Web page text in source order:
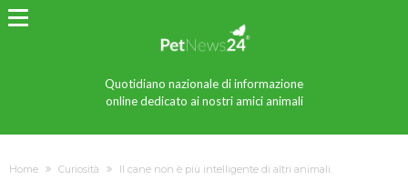
Quotidiano nazionale di informazione
online dedicato ai nostri amici animali
Home Curiosità Il cane non è più intelligente di altri animali.